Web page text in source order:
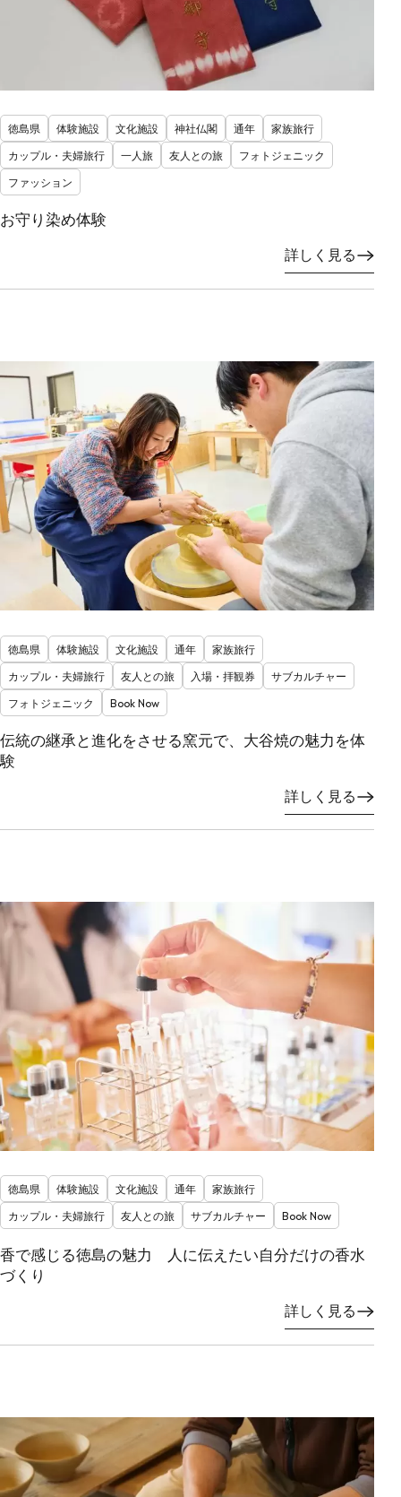
徳島県 体験施設 文化施設 神社仏閣 通年
家族旅行
カップル・夫婦旅行
一人旅 友人との旅
フォトジェニック
ファッション
お守り染め体験
詳しく見る
徳島県 体験施設 文化施設 通年
家族旅行
カップル・夫婦旅行
友人との旅 入場・拝観券
サブカルチャー
フォトジェニック
Book Now
伝統の継承と進化をさせる窯元で、大谷焼の魅力を体
験
詳しく見る
徳島県 体験施設 文化施設 通年
家族旅行
カップル・夫婦旅行
友人との旅 サブカルチャー Book Now
香で感じる徳島の魅力 人に伝えたい自分だけの香水
づくり
詳しく見る